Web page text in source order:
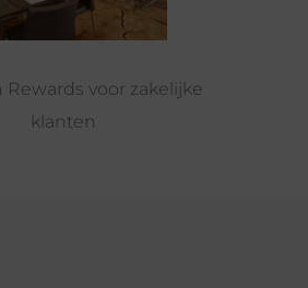
Rewards voor zakelijke
klanten